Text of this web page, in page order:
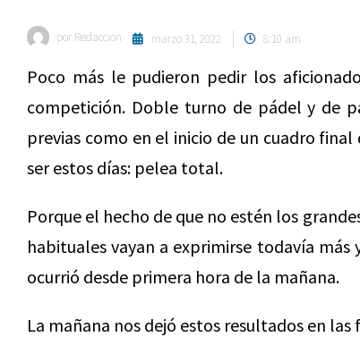
por Redaccion marzo 31, 2022 8:10 am
Poco más le pudieron pedir los
competición. Doble turno de pádel y de
previas como en el inicio de un cuadro
ser estos días: pelea total.
Porque el hecho de que no estén los
habituales vayan a exprimirse todavía
ocurrió desde primera hora de la mañana.
La mañana nos dejó estos resultados en las